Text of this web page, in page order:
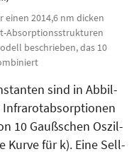
einen 2014,6 nm dicken
Absorptionsstrukturen
beschrieben, das 10
sind in Abbil­­
Infra­r­­ot­ab­sorptionen
10 Gauß­schen Oszil­
Kur­ve für k). Eine Sell­